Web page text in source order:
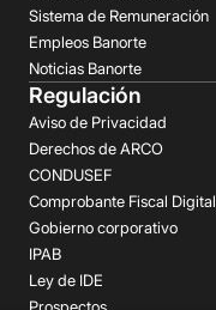
Sistema de Remuneración
Empleos Banorte
Noticias Banorte
Regulación
Aviso de Privacidad
Derechos de ARCO
CONDUSEF
Comprobante Fiscal Digital
Gobierno corporativo
IPAB
Ley de IDE
Prospectos